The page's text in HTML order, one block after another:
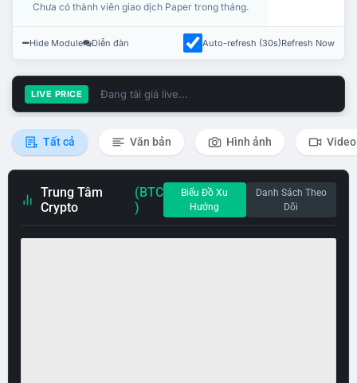
Chưa có thành viên giao dịch Paper trong tháng.
Hide Module Diễn đàn Auto-refresh (30s)Refresh Now
LIVE PRICE Đang tải giá live...
Tất cả Văn bản Hình ảnh Video
Trung Tâm
Crypto
(BTC
)
Biểu Đồ Xu
Hướng
Danh Sách Theo
Dõi